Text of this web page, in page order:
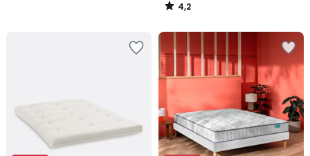
4,2
/